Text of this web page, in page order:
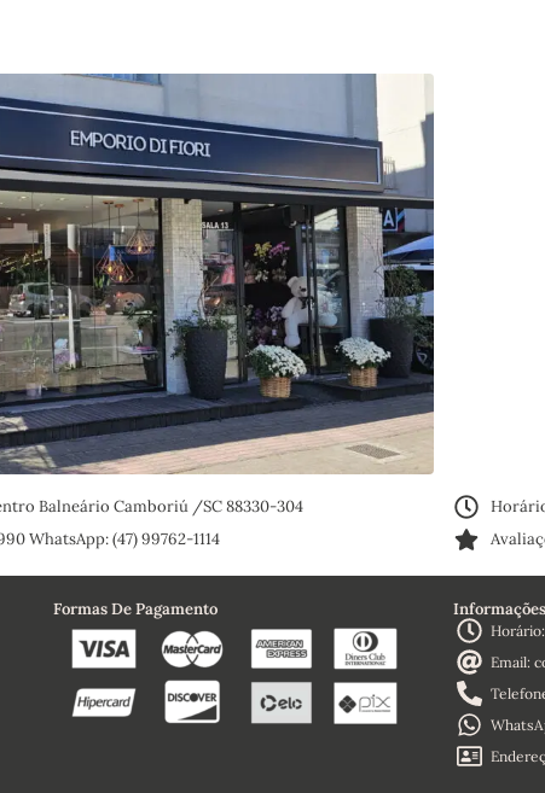
Balneário Camboriú /SC 88330-304
WhatsApp: (47) 99762-1114
Formas De Pagamento
Horário:
Email: